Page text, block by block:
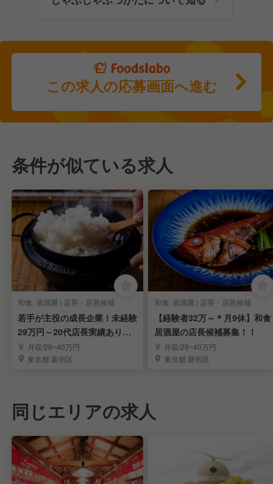
この求人の応募画面へ進む
条件が似ている求人
和食, 居酒屋 | 店長・店長候補
若手が主役の成長企業！未経験
29万円～20代店長実績あり◎
店長候補募集
月収/29~40万円
東京都 新宿区
和食, 居酒屋 | 店長・店長候補
【経験者32万～＊月9休】和食
居酒屋の店長候補募集！！
月収/29~40万円
東京都 新宿区
同じエリアの求人